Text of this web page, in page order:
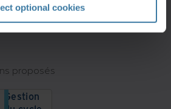
optional cookies
via le lien ci-dessous pour plus
programme de destruction des actifs
proposés
Gestion